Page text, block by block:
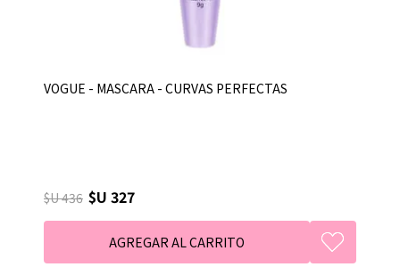
VOGUE - MASCARA - CURVAS PERFECTAS
$U 436 $U 327